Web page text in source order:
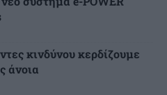
κινδύνου κερδίζουμε
άνοια